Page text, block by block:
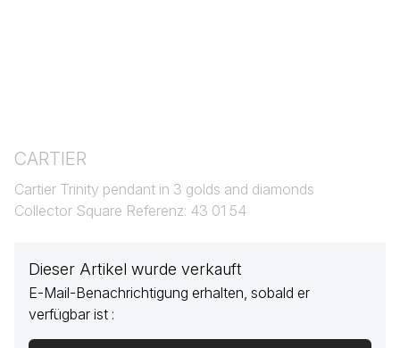
CARTIER
Cartier Trinity pendant in 3 golds and diamonds
Collector Square Referenz: 43 01 54
Dieser Artikel wurde verkauft
E-Mail-Benachrichtigung erhalten, sobald er
verfügbar ist :